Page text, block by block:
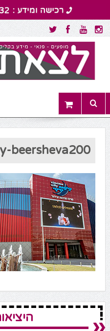
Menu
beersheva200